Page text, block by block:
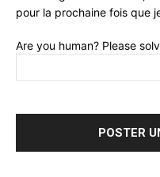
pour la prochaine fois que
Are you human? Please